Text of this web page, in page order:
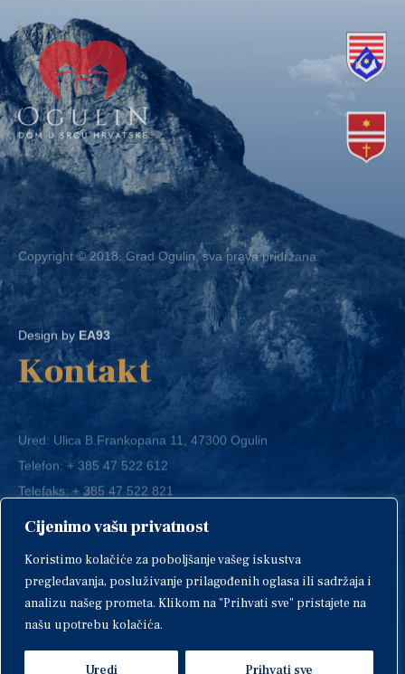
Cijenimo vašu privatnost
Koristimo kolačiće za poboljšanje vašeg iskustva
pregledavanja, posluživanje prilagođenih oglasa ili sadržaja i
analizu našeg prometa. Klikom na "Prihvati sve" pristajete na
našu upotrebu kolačića.
Uredi Prihvati sve
Copyright © 2018. Grad Ogulin, sva prava pridržana.
Design byEA93
Kontakt
Ured: Ulica B.Frankopana 11, 47300 Ogulin
Telefon:+ 385 47 522 612
Telefaks:+ 385 47 522 821
E-mail:grad-ogulin@ogulin.hr